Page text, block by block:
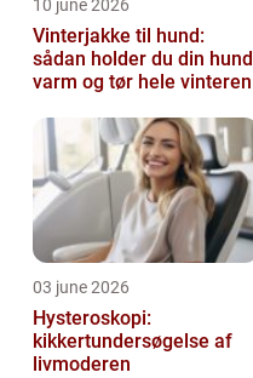
10 june 2026
Vinterjakke til hund:
sådan holder du din hund
varm og tør hele vinteren
03 june 2026
Hysteroskopi:
kikkertundersøgelse af
livmoderen